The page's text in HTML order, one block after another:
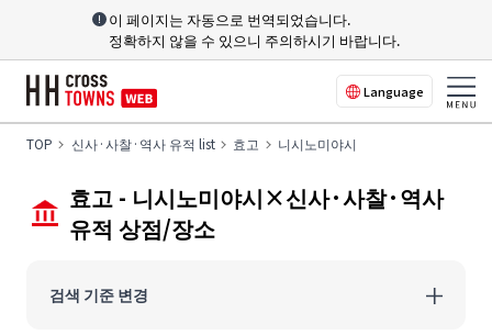
이 페이지는 자동으로 번역되었습니다.
정확하지 않을 수 있으니 주의하시기 바랍니다.
Language
TOP 신사·사찰·역사 유적 list 효고 니시노미야시
효고 - 니시노미야시×신사·사찰·역사
유적 상점/장소
검색 기준 변경